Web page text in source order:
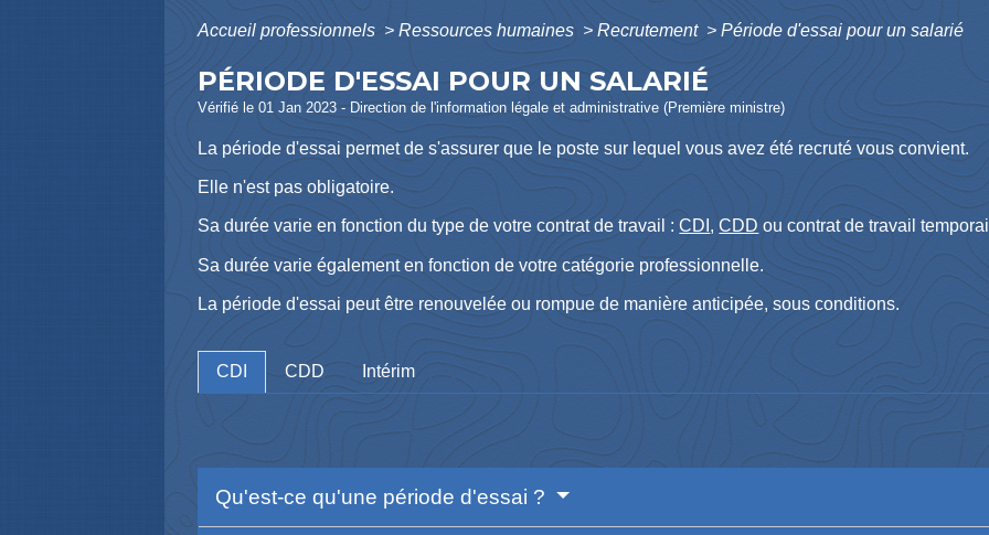
Accueil professionnels> Ressources humaines > Recrutement > Période d'essai pour un salarié
PÉRIODE D'ESSAI POUR UN SALARIÉ
Vérifié le 01 Jan 2023 - Direction de l'information légale et administrative (Première ministre)
La période d'essai permet de s'assurer que le poste sur lequel vous avez été recruté vous convient.
Elle n'est pas obligatoire.
Sa durée varie en fonction du type de votre contrat de travail :CDI ,CDD ou contrat de travail
Sa durée varie également en fonction de votre catégorie professionnelle.
La période d'essai peut être renouvelée ou rompue de manière anticipée, sous conditions.
CDI CDD Intérim
Qu'est-ce qu'une période d'essai ?